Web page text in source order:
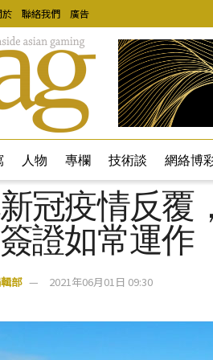
於 聯絡我們 廣告
人物 專欄 技術談 網絡博
冠疫情反覆
證如常運作
部 2021年06月01日 09:30